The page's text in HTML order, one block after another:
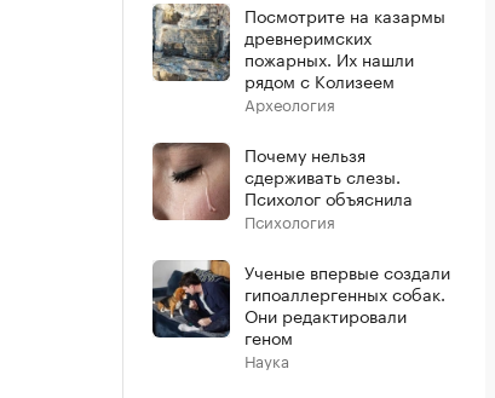
Посмотрите на казармы
древнеримских
пожарных. Их нашли
рядом с Колизеем
Археология
Почему нельзя
сдерживать слезы.
Психолог объяснила
Психология
Ученые впервые создали
гипоаллергенных собак.
Они редактировали
геном
Наука